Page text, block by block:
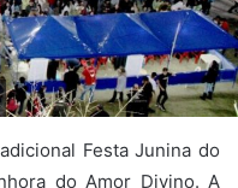
Festa Junina do
do Amor Divino. A